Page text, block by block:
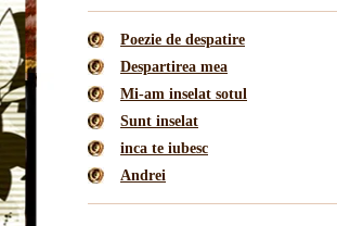
Poezie de despatire
Despartirea mea
Mi-am inselat sotul
Sunt inselat
inca te iubesc
Andrei